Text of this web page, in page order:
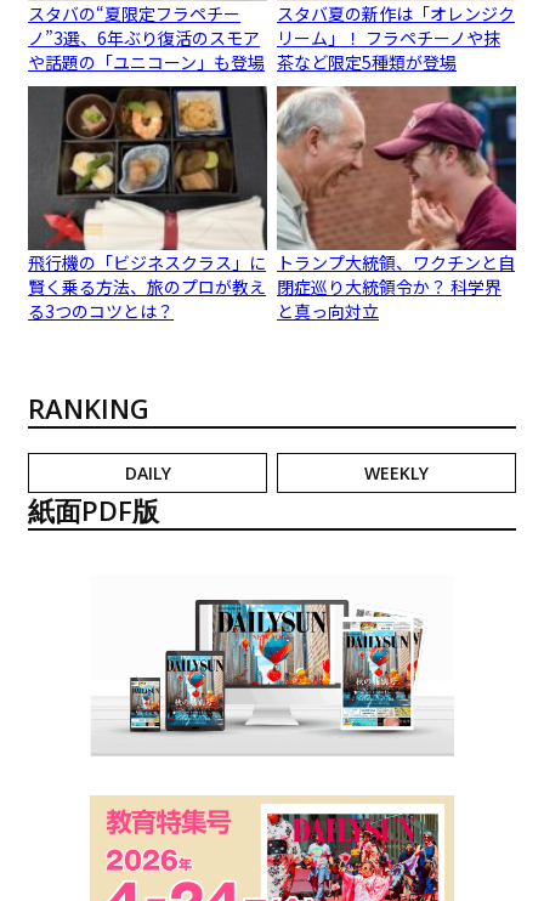
スタバの“夏限定フラペチー
ノ”3選、6年ぶり復活のスモア
や話題の「ユニコーン」も登場
スタバ夏の新作は「オレンジク
リーム」！ フラペチーノや抹
茶など限定5種類が登場
飛行機の「ビジネスクラス」に
賢く乗る方法、旅のプロが教え
る3つのコツとは？
トランプ大統領、ワクチンと自
閉症巡り大統領令か？ 科学界
と真っ向対立
RANKING
DAILY WEEKLY
紙面PDF版